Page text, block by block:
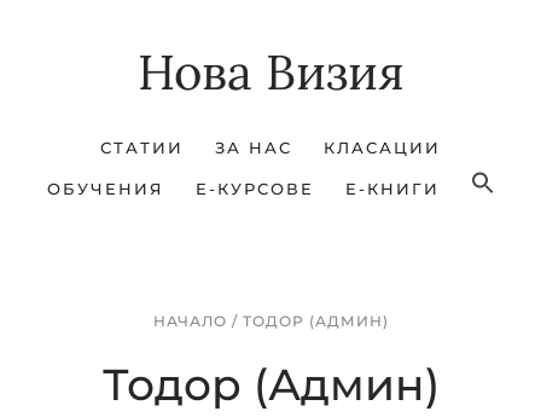
Нова Визия
СТАТИИ ЗА НАС КЛАСАЦИИ
ОБУЧЕНИЯ Е-КУРСОВЕ Е-КНИГИ
НАЧАЛО /ТОДОР (АДМИН)
Тодор (Админ)